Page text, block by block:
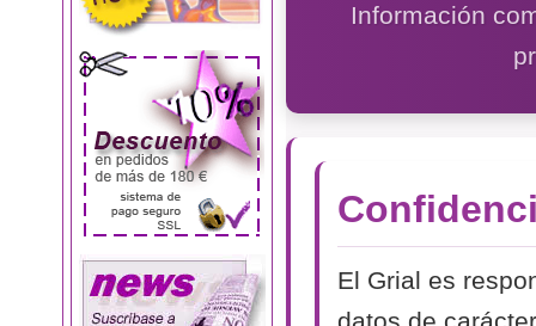
Información
El Grial es